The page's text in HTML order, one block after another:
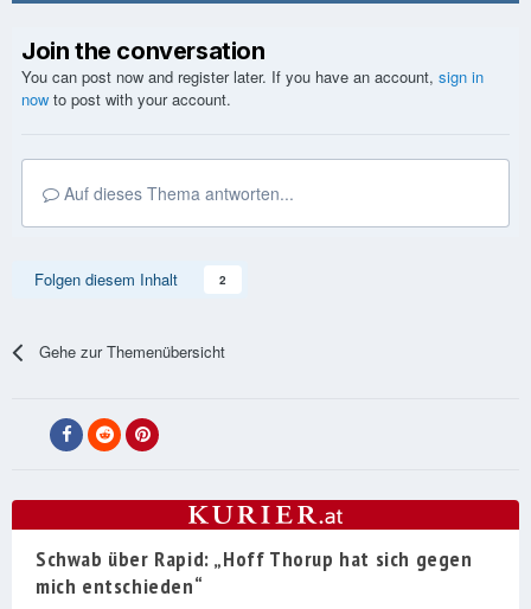
Join the conversation
You can post now and register later. If you have an account, sign in
now to post with your account.
Auf dieses Thema antworten...
Folgen diesem Inhalt 2
Gehe zur Themenübersicht
Schwab über Rapid: „Hoff Thorup hat sich gegen
mich entschieden“